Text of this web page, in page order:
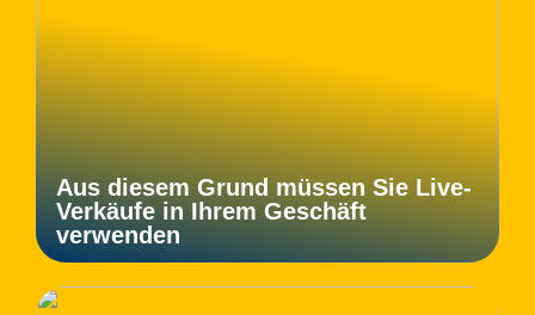
Aus diesem Grund müssen Sie Live-
Verkäufe in Ihrem Geschäft
verwenden